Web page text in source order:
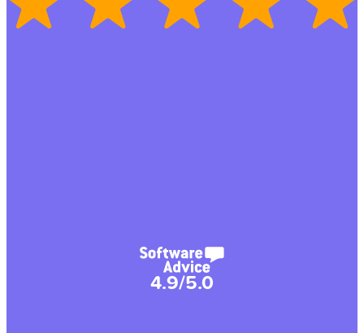
4.9/5.0